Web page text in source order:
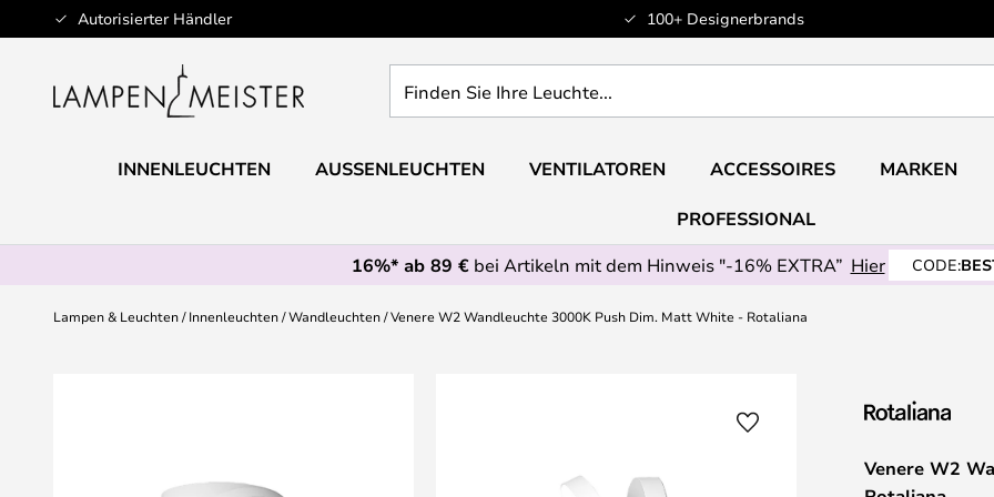
Autorisierter Händler 100+ Designerbrands
Zum
Inhalt
Sie
Leuchte...
INNENLEUCHTEN AUSSENLEUCHTEN VENTILATOREN ACCESSOIRES MARKEN
PROFESSIONAL
16%* ab 89 €bei Artikeln mit dem Hinweis "-16% EXTRA” Hier CODE:
Lampen & Leuchten Innenleuchten Wandleuchten Venere W2 Wandleuchte 3000K Push Dim. Matt White - Rotaliana
Venere W2